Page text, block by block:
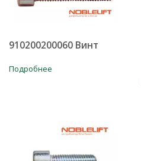
910200200060 Винт
Подробнее